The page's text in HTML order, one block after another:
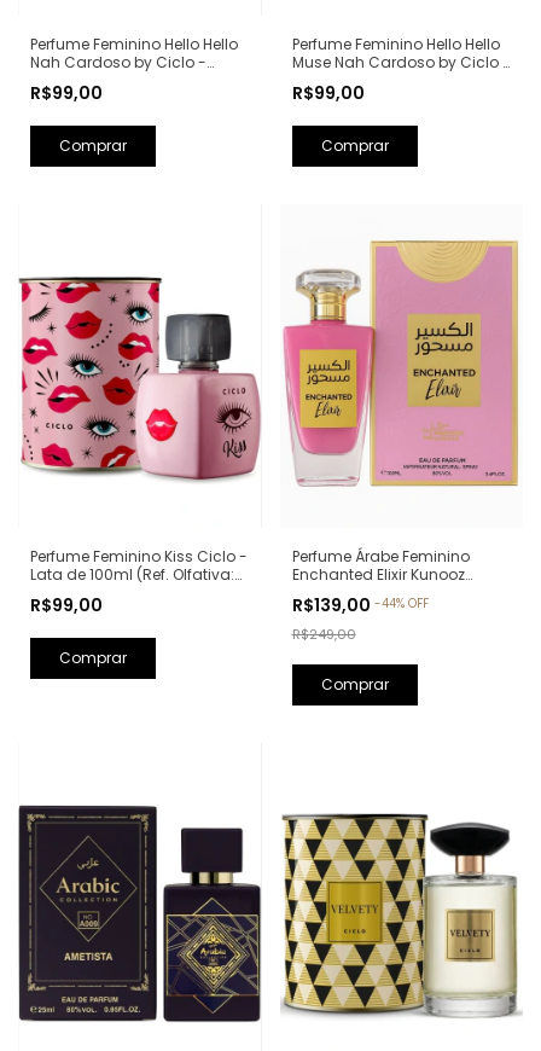
Perfume Feminino Hello Hello
Nah Cardoso by Ciclo -
R$99,00
Perfume Feminino Hello Hello
Muse Nah Cardoso by Ciclo -
R$99,00
Perfume Feminino Kiss Ciclo -
Lata de 100ml (Ref. Olfativa:
R$99,00
Perfume Árabe Feminino
Enchanted Elixir Kunooz
100ml (Ref. Olfativa: Chance
Eau de Parfum Chanel)
R$139,00 -44% OFF
R$249,00